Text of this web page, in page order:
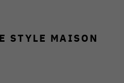
STYLE MAISON